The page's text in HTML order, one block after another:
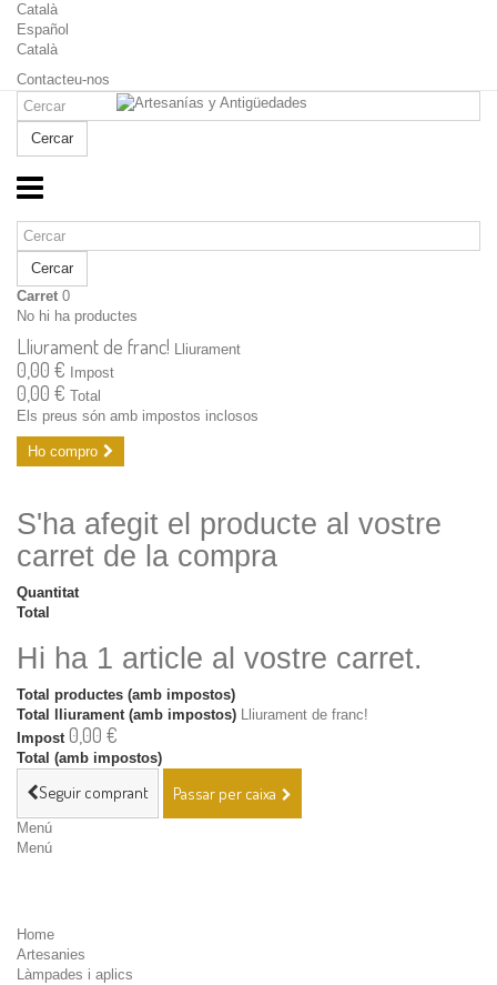
Català
Español
Català
Contacteu-nos
Cercar
Cercar
Carret 0
No hi ha productes
Lliurament de franc! Lliurament
0,00 € Impost
0,00 € Total
Els preus són amb impostos inclosos
Ho compro
S'ha afegit el producte al vostre
carret de la compra
Quantitat
Total
Hi ha 1 article al vostre carret.
Total productes (amb impostos)
Total lliurament (amb impostos) Lliurament de franc!
Impost 0,00 €
Total (amb impostos)
Seguir comprant Passar per caixa
Menú
Menú
Home
Artesanies
Làmpades i aplics